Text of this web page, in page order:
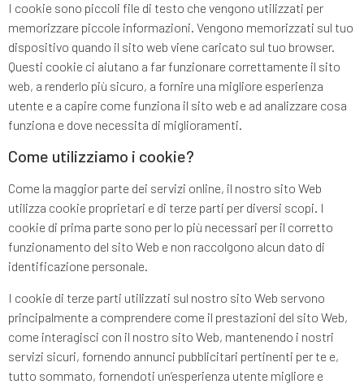
I cookie sono piccoli file di testo che vengono utilizzati per
memorizzare piccole informazioni. Vengono memorizzati sul tuo
dispositivo quando il sito web viene caricato sul tuo browser.
Questi cookie ci aiutano a far funzionare correttamente il sito
web, a renderlo più sicuro, a fornire una migliore esperienza
utente e a capire come funziona il sito web e ad analizzare cosa
funziona e dove necessita di miglioramenti.
Come utilizziamo i cookie?
Come la maggior parte dei servizi online, il nostro sito Web
utilizza cookie proprietari e di terze parti per diversi scopi. I
cookie di prima parte sono per lo più necessari per il corretto
funzionamento del sito Web e non raccolgono alcun dato di
identificazione personale.
I cookie di terze parti utilizzati sul nostro sito Web servono
principalmente a comprendere come il prestazioni del sito Web,
come interagisci con il nostro sito Web, mantenendo i nostri
servizi sicuri, fornendo annunci pubblicitari pertinenti per te e,
tutto sommato, fornendoti un’esperienza utente migliore e